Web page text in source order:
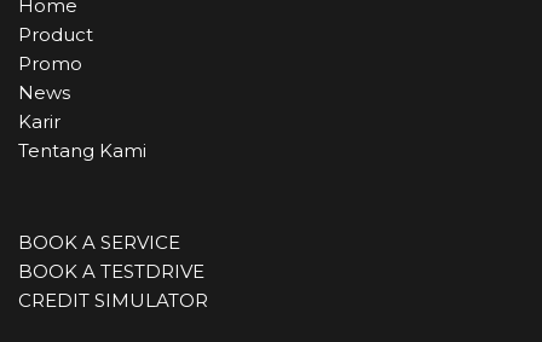
Home
Product
Promo
News
Karir
Tentang Kami
BOOK A SERVICE
BOOK A TESTDRIVE
CREDIT SIMULATOR